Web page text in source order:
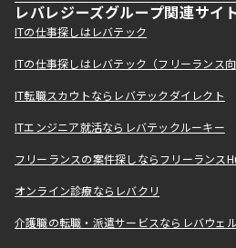
レバレジーズグループ関連サイ
ITの仕事探しはレバテック
ITの仕事探しはレバテック（フリーランス
IT転職スカウトならレバテックダイレクト
ITエンジニア就活ならレバテックルーキー
フリーランスの案件探しならフリーランス
オンライン診療ならレバクリ
介護職の転職・派遣サービスならレバウェ